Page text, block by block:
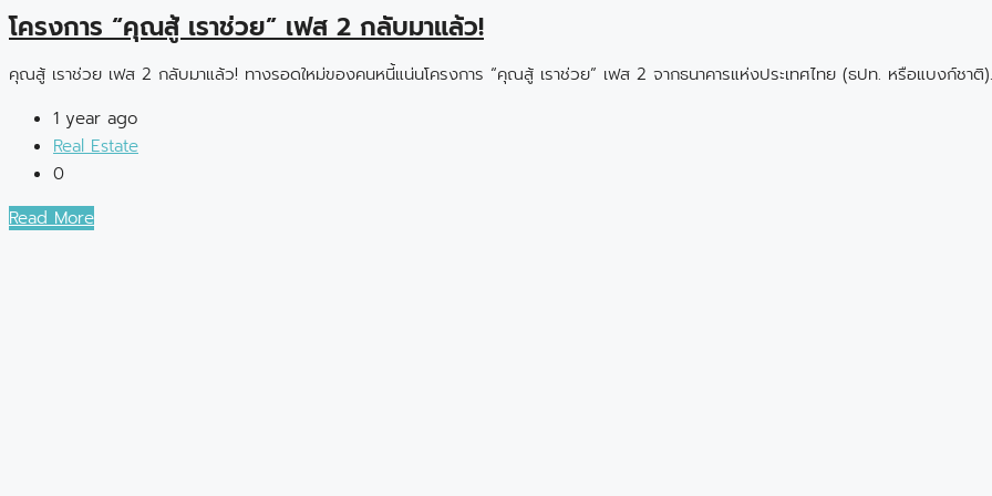
โครงการ “คุณสู้ เราช่วย” เฟส 2 กลับมาแล้ว!
คุณสู้ เราช่วย เฟส 2 กลับมาแล้ว! ทางรอดใหม่ของคนหนี้แน่นโครงการ “คุณสู้ เราช่วย” เฟส 2 จากธนาคารแห่งประเทศไทย (ธปท. หรือแบงก์ชาติ
1 year ago
Real Estate
0
Read More